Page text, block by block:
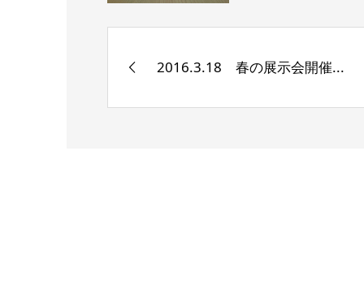
2016.3.18 春の展示会開催...